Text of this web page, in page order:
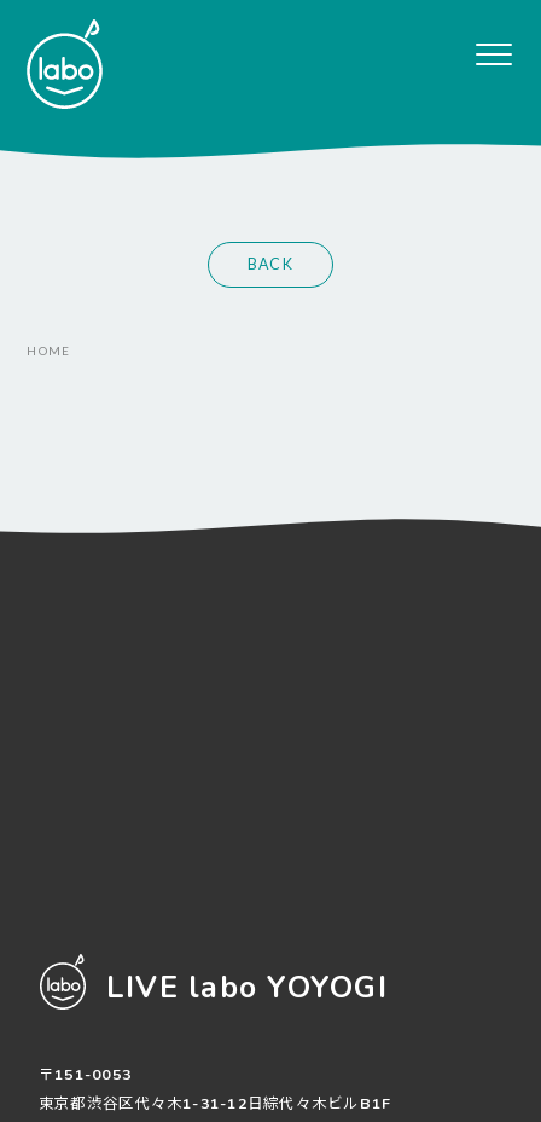
BACK
HOME
LIVE labo YOYOGI
〒151-0053
東京都渋谷区代々木1-31-12日綜代々木ビルB1F